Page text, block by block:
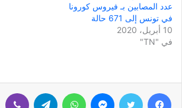
عدد المصابين بـ فيروس كورونا
في تونس إلى 671 حالة
10 أبريل، 2020
في "TN"